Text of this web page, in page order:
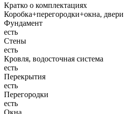
Кратко о комплектациях
Коробка+перегородки+окна, двери
Фундамент
есть
Стены
есть
Кровля, водосточная система
есть
Перекрытия
есть
Перегородки
есть
Окна